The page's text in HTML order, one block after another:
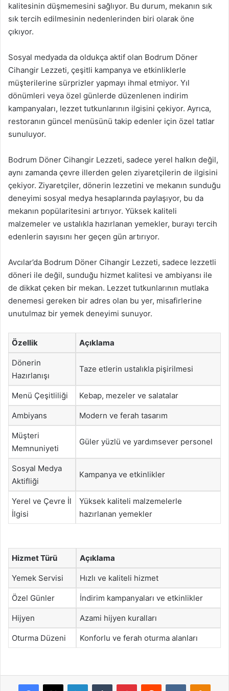
kalitesinin düşmemesini sağlıyor. Bu durum, mekanın sık
sık tercih edilmesinin nedenlerinden biri olarak öne
çıkıyor.
Sosyal medyada da oldukça aktif olan Bodrum Döner
Cihangir Lezzeti, çeşitli kampanya ve etkinliklerle
müşterilerine sürprizler yapmayı ihmal etmiyor. Yıl
dönümleri veya özel günlerde düzenlenen indirim
kampanyaları, lezzet tutkunlarının ilgisini çekiyor. Ayrıca,
restoranın güncel menüsünü takip edenler için özel tatlar
sunuluyor.
Bodrum Döner Cihangir Lezzeti, sadece yerel halkın değil,
aynı zamanda çevre illerden gelen ziyaretçilerin de ilgisini
çekiyor. Ziyaretçiler, dönerin lezzetini ve mekanın sunduğu
deneyimi sosyal medya hesaplarında paylaşıyor, bu da
mekanın popülaritesini artırıyor. Yüksek kaliteli
malzemeler ve ustalıkla hazırlanan yemekler, burayı tercih
edenlerin sayısını her geçen gün artırıyor.
Avcılar’da Bodrum Döner Cihangir Lezzeti, sadece lezzetli
döneri ile değil, sunduğu hizmet kalitesi ve ambiyansı ile
de dikkat çeken bir mekan. Lezzet tutkunlarının mutlaka
denemesi gereken bir adres olan bu yer, misafirlerine
unutulmaz bir yemek deneyimi sunuyor.
Özellik Açıklama
Dönerin
Hazırlanışı
Taze etlerin ustalıkla pişirilmesi
Menü Çeşitliliği Kebap, mezeler ve salatalar
Ambiyans Modern ve ferah tasarım
Müşteri
Memnuniyeti
Güler yüzlü ve yardımsever personel
Sosyal Medya
Aktifliği
Kampanya ve etkinlikler
Yerel ve Çevre İl
İlgisi
Yüksek kaliteli malzemelerle
hazırlanan yemekler
Hizmet Türü Açıklama
Yemek Servisi Hızlı ve kaliteli hizmet
Özel Günler İndirim kampanyaları ve etkinlikler
Hijyen Azami hijyen kuralları
Oturma Düzeni Konforlu ve ferah oturma alanları
Facebook
X LinkedInTumblr PinterestReddit VKontakte